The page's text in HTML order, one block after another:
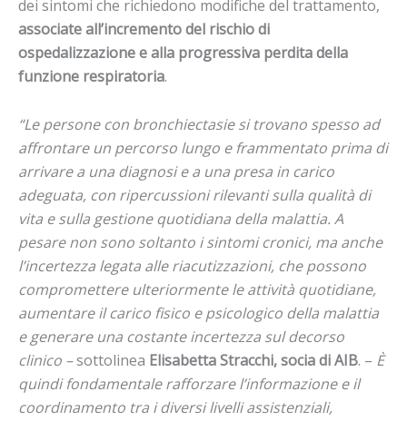
dei sintomi che richiedono modifiche del trattamento,
associate all’incremento del rischio di
ospedalizzazione e alla progressiva perdita della
funzione respiratoria.
“Le persone con bronchiectasie si trovano spesso ad
affrontare un percorso lungo e frammentato prima di
arrivare a una diagnosi e a una presa in carico
adeguata, con ripercussioni rilevanti sulla qualità di
vita e sulla gestione quotidiana della malattia. A
pesare non sono soltanto i sintomi cronici, ma anche
l’incertezza legata alle riacutizzazioni, che possono
compromettere ulteriormente le attività quotidiane,
aumentare il carico fisico e psicologico della malattia
e generare una costante incertezza sul decorso
clinico –sottolinea Elisabetta Stracchi, socia di AIB. – È
quindi fondamentale rafforzare l’informazione e il
coordinamento tra i diversi livelli assistenziali,